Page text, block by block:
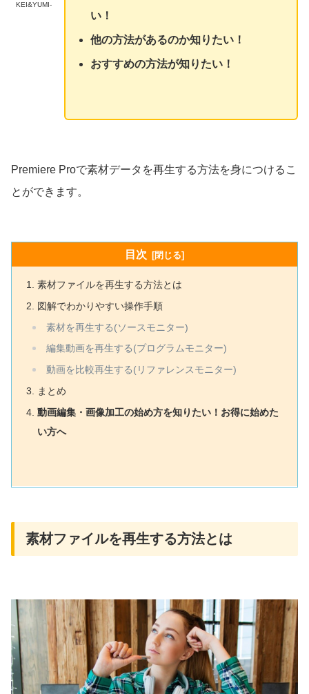
KEI&YUMI-
い！
他の方法があるのか知りたい！
おすすめの方法が知りたい！
Premiere Proで素材データを再生する方法を身につけるこ
とができます。
目次
素材ファイルを再生する方法とは
図解でわかりやすい操作手順
素材を再生する(ソースモニター)
編集動画を再生する(プログラムモニター)
動画を比較再生する(リファレンスモニター)
まとめ
動画編集・画像加工の始め方を知りたい！お得に始めた
い方へ
素材ファイルを再生する方法とは